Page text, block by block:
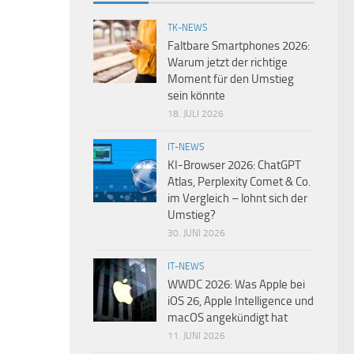
TK-NEWS
Faltbare Smartphones 2026:
Warum jetzt der richtige
Moment für den Umstieg
sein könnte
18. JULI 2026
IT-NEWS
KI-Browser 2026: ChatGPT
Atlas, Perplexity Comet & Co.
im Vergleich – lohnt sich der
Umstieg?
30. JUNI 2026
IT-NEWS
WWDC 2026: Was Apple bei
iOS 26, Apple Intelligence und
macOS angekündigt hat
11. JUNI 2026